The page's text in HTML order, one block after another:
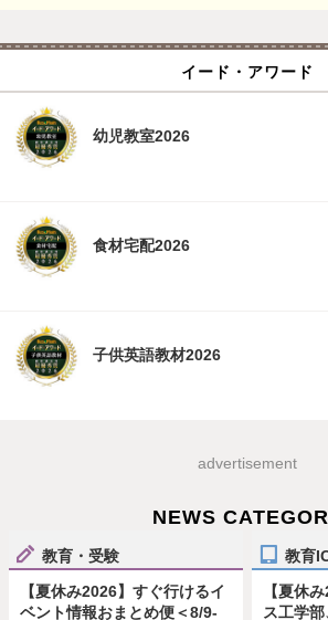
イード・アワード
幼児教室2026
食材宅配2026
子供英語教材2026
advertisement
NEWS
教育・受験
【夏休み2026】すぐ行けるイ
ベント情報おまとめ便＜8/9-
教育
【夏休
ス工学